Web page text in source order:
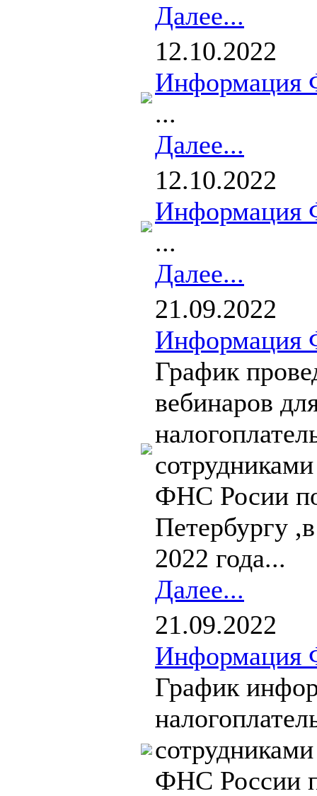
Далее...
12.10.2022
Информация
...
Далее...
12.10.2022
Информация
...
Далее...
21.09.2022
Информация
График
вебинаров
ФНС Росии
Петербургу
2022 года...
Далее...
21.09.2022
Информация
График
ФНС России